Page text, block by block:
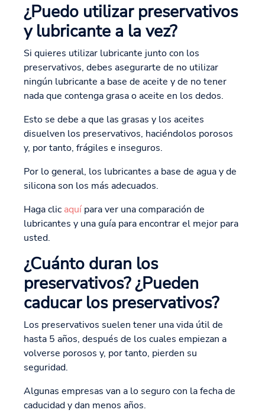
¿Puedo utilizar preservativos
y lubricante a la vez?
Si quieres utilizar lubricante junto con los
preservativos, debes asegurarte de no utilizar
ningún lubricante a base de aceite y de no tener
nada que contenga grasa o aceite en los dedos.
Esto se debe a que las grasas y los aceites
disuelven los preservativos, haciéndolos porosos
y, por tanto, frágiles e inseguros.
Por lo general, los lubricantes a base de agua y de
silicona son los más adecuados.
Haga clic aquí para ver una comparación de
lubricantes y una guía para encontrar el mejor para
usted.
¿Cuánto duran los
preservativos? ¿Pueden
caducar los preservativos?
Los preservativos suelen tener una vida útil de
hasta 5 años, después de los cuales empiezan a
volverse porosos y, por tanto, pierden su
seguridad.
Algunas empresas van a lo seguro con la fecha de
caducidad y dan menos años.